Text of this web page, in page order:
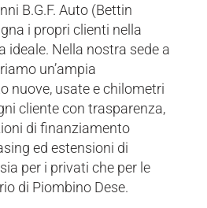
B.G.F. Auto (Bettin
i propri clienti nella
ideale. Nella nostra sede a
un’ampia
nuove, usate e chilometri
cliente con trasparenza,
di finanziamento
ed estensioni di
per i privati che per le
di Piombino Dese.